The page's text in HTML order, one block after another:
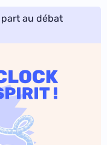
au débat